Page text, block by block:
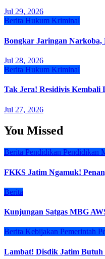
Jul 29, 2026
Berita Hukum Kriminal
Bongkar Jaringan Narkoba,
Jul 28, 2026
Berita Hukum Kriminal
Tak Jera! Residivis
Jul 27, 2026
You Missed
Berita Pendidikan Pendidikan
FKKS Jatim Ngamuk!
Berita
Kunjungan Satgas MBG
Berita Kebijakan Pemerintah
Lambat! Disdik Jatim